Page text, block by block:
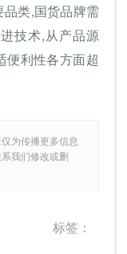
类,国货品牌需
技术,从产品源
便利性各方面超
为传播更多信息
我们修改或删
标签：